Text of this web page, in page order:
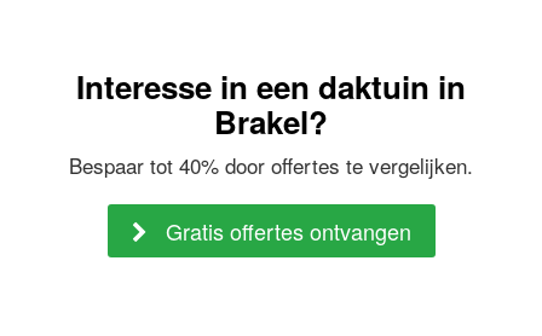
Interesse in een daktuin in
Brakel?
Bespaar tot 40% door offertes te vergelijken.
Gratis offertes ontvangen